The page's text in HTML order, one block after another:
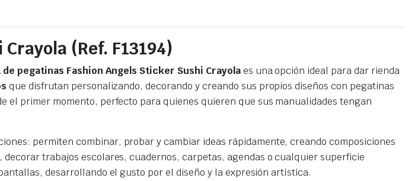
(Ref. F13194)
de pegatinas Fashion Angels Sticker Sushi Crayolaes una opción ideal para dar rienda
que disfrutan personalizando, decorando y creando sus propios diseños con pegatinas
el primer momento, perfecto para quienes quieren que sus manualidades tengan
permiten combinar, probar y cambiar ideas rápidamente, creando composiciones
decorar trabajos escolares, cuadernos, carpetas, agendas o cualquier superficie
desarrollando el gusto por el diseño y la expresión artística.